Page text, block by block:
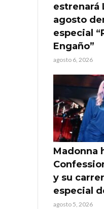
estrenará
agosto
especial
Engaño”
agosto 6, 2026
Madonna
y su
especial
agosto 5, 2026